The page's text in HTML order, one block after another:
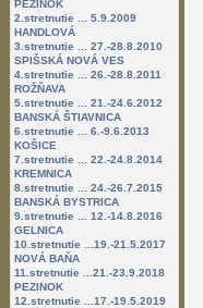
PEZINOK
2.stretnutie ... 5.9.2009
HANDLOVÁ
3.stretnutie ... 27.-28.8.2010
SPIŠSKÁ NOVÁ VES
4.stretnutie ... 26.-28.8.2011
ROŽŇAVA
5.stretnutie ... 21.-24.6.2012
BANSKÁ ŠTIAVNICA
6.stretnutie ... 6.-9.6.2013
KOŠICE
7.stretnutie ... 22.-24.8.2014
KREMNICA
8.stretnutie ... 24.-26.7.2015
BANSKÁ BYSTRICA
9.stretnutie ... 12.-14.8.2016
GELNICA
10.stretnutie ...19.-21.5.2017
NOVÁ BAŇA
11.stretnutie ...21.-23.9.2018
PEZINOK
12.stretnutie ...17.-19.5.2019